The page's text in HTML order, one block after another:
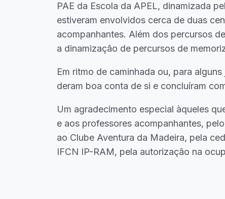
PAE da Escola da APEL, dinamizada
estiveram envolvidos cerca de duas
acompanhantes. Além dos percursos
a dinamização de percursos de
Em ritmo de caminhada ou, para
deram boa conta de si e concluíram
Um agradecimento especial àqueles
e aos professores acompanhantes,
ao Clube Aventura da Madeira, pela
IFCN IP-RAM, pela autorização na